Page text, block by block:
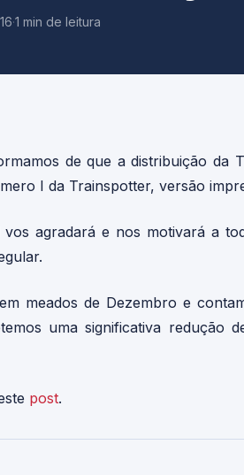
·1 min de leitura
de que a distribuição da
I da Trainspotter, versão
agradará e nos motivará a
meados de Dezembro e
uma significativa redução
post.